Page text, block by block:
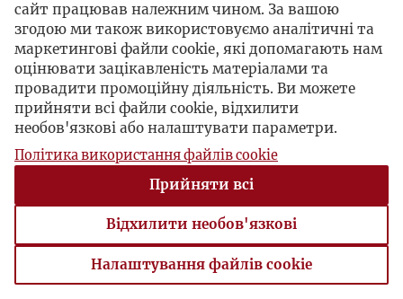
сайт працював належним чином. За вашою
згодою ми також використовуємо аналітичні та
маркетингові файли cookie, які допомагають нам
оцінювати зацікавленість матеріалами та
провадити промоційну діяльність. Ви можете
прийняти всі файли cookie, відхилити
необов'язкові або налаштувати параметри.
Політика використання файлів cookie
Прийняти всі
Відхилити необов'язкові
Налаштування файлів cookie
Налаштування файлів cookie